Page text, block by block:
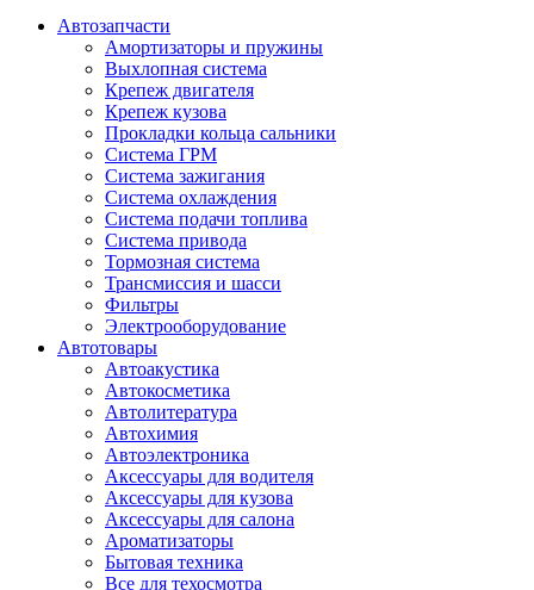
Автозапчасти
Амортизаторы и пружины
Выхлопная система
Крепеж двигателя
Крепеж кузова
Прокладки кольца сальники
Система ГРМ
Система зажигания
Система охлаждения
Система подачи топлива
Система привода
Тормозная система
Трансмиссия и шасси
Фильтры
Электрооборудование
Автотовары
Автоакустика
Автокосметика
Автолитература
Автохимия
Автоэлектроника
Аксессуары для водителя
Аксессуары для кузова
Аксессуары для салона
Ароматизаторы
Бытовая техника
Все для техосмотра